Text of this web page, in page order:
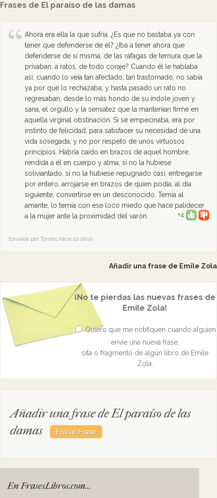
Frases de El paraíso de las damas
Ahora era ella la que sufría. ¿Es que no bastaba ya con
tener que defenderse de él? ¿Iba a tener ahora que
defenderse de sí misma, de las ráfagas de ternura que la
privaban, a ratos, de todo coraje? Cuando él le hablaba
así, cuando lo veía tan afectado, tan trastornado, no sabía
ya por qué lo rechazaba; y hasta pasado un rato no
regresaban, desde lo más hondo de su índole joven y
sana, el orgullo y la sensatez que la mantenían firme en
aquella virginal obstinación. Si se empecinaba, era por
instinto de felicidad, para satisfacer su necesidad de una
vida sosegada, y no por respeto de unos virtuosos
principios. Habría caído en brazos de aquel hombre,
rendida a él en cuerpo y alma, si no la hubiese
soliviantado, si no la hubiese repugnado casi, entregarse
por entero, arrojarse en brazos de quien podía, al día
siguiente, convertirse en un desconocido. Temía al
amante, lo temía con ese loco miedo que hace palidecer
a la mujer ante la proximidad del varón.
+4
Enviada por Tomás hace 10 años
Añadir una frase de Emile Zola
¡No te pierdas las nuevas frases de
Emile Zola!
Quiero que me notifiquen cuando alguien
envíe una nueva frase,
cita o fragmento de algún libro de Emile
Zola.
Añadir una frase de El paraíso de las
damas
En FrasesLibros.com...